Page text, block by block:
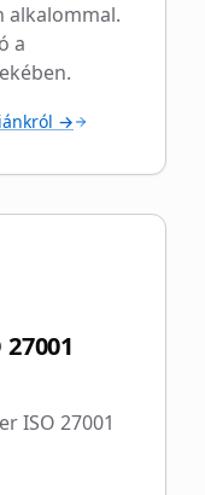
alkalommal.
a
→
ISO 27001